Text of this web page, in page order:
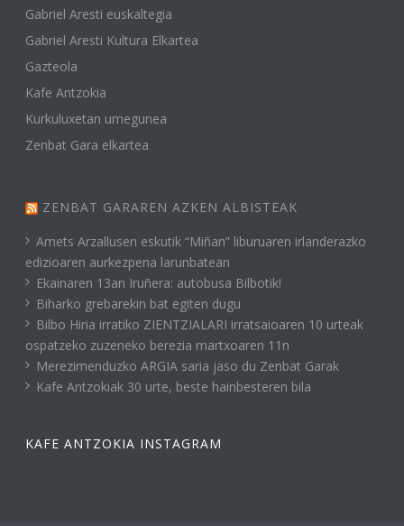
Gabriel Aresti euskaltegia
Gabriel Aresti Kultura Elkartea
Gazteola
Kafe Antzokia
Kurkuluxetan umegunea
Zenbat Gara elkartea
ZENBAT GARAREN AZKEN ALBISTEAK
Amets Arzallusen eskutik “Miñan” liburuaren irlanderazko
edizioaren aurkezpena larunbatean
Ekainaren 13an Iruñera: autobusa Bilbotik!
Biharko grebarekin bat egiten dugu
Bilbo Hiria irratiko ZIENTZIALARI irratsaioaren 10 urteak
ospatzeko zuzeneko berezia martxoaren 11n
Merezimenduzko ARGIA saria jaso du Zenbat Garak
Kafe Antzokiak 30 urte, beste hainbesteren bila
KAFE ANTZOKIA INSTAGRAM